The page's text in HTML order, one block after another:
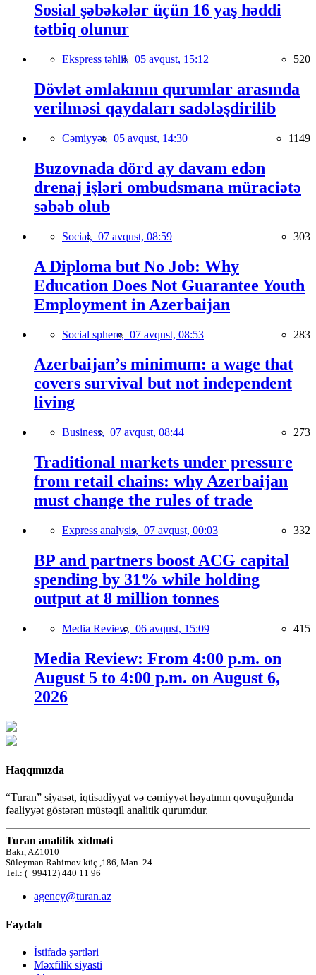
Sosial şəbəkələr üçün 16 yaş həddi
tətbiq olunur
Ekspress təhlil, 05 avqust, 15:12 520
Dövlət əmlakının qurumlar arasında
verilməsi qaydaları sadələşdirilib
Cəmiyyət, 05 avqust, 14:30 1149
Buzovnada dörd ay davam edən
drenaj işləri ombudsmana müraciətə
səbəb olub
Social, 07 avqust, 08:59 303
A Diploma but No Job: Why
Education Does Not Guarantee Youth
Employment in Azerbaijan
Social sphere, 07 avqust, 08:53 283
Azerbaijan’s minimum: a wage that
covers survival but not independent
living
Business, 07 avqust, 08:44 273
Traditional markets under pressure
from retail chains: why Azerbaijan
must change the rules of trade
Express analysis, 07 avqust, 00:03 332
BP and partners boost ACG capital
spending by 31% while holding
output at 8 million tonnes
Media Review, 06 avqust, 15:09 415
Media Review: From 4:00 p.m. on
August 5 to 4:00 p.m. on August 6,
2026
Haqqımızda
“Turan” siyasət, iqtisadiyyat və cəmiyyət həyatının qovuşuğunda
fəaliyyət göstərən müstəqil analitik qurumdur.
Turan analitik xidməti
Bakı, AZ1010
Süleyman Rəhimov küç.,186, Mən. 24
Tel.: (+99412) 440 11 96
agency@turan.az
Faydalı
İstifadə şərtləri
Məxfilik siyasti